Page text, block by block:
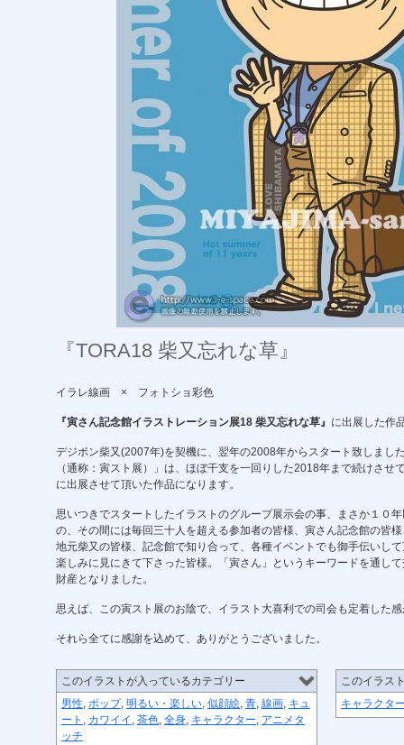
『TORA18 柴又忘れな草』
イラレ線画 × フォトショ彩色
『寅さん記念館イラストレーション展18 柴又忘れな草』 に出展した作
デジポン柴又(2007年)を契機に、翌年の2008年からスタート致しまし
（通称：寅スト展）」は、ほぼ干支を一回りした2018年まで続けさせ
に出展させて頂いた作品になります。
思いつきでスタートしたイラストのグループ展示会の事、まさか１０
の、その間には毎回三十人を超える参加者の皆様、寅さん記念館の皆
地元柴又の皆様、記念館で知り合って、各種イベントでも御手伝いし
楽しみに見にきて下さった皆様。「寅さん」というキーワードを通し
財産となりました。
思えば、この寅スト展のお陰で、イラスト大喜利での司会も定着した
それら全てに感謝を込めて、ありがとうございました。
このイラストが入っているカテゴリー
男性, ポップ, 明るい・楽しい, 似顔絵, 青, 線画, キュ
ート , カワイイ , 茶色, 全身, キャラクター, アニメタ
ッチ
このイラス
キャラクタ